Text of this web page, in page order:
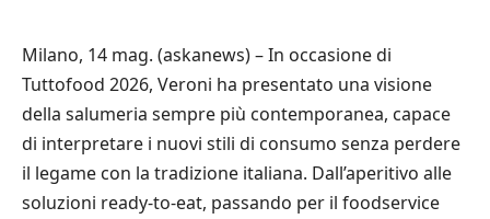
Milano, 14 mag. (askanews) – In occasione di
Tuttofood 2026, Veroni ha presentato una visione
della salumeria sempre più contemporanea, capace
di interpretare i nuovi stili di consumo senza perdere
il legame con la tradizione italiana. Dall’aperitivo alle
soluzioni ready-to-eat, passando per il foodservice